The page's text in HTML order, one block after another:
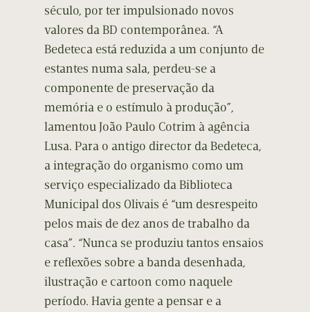
século, por ter impulsionado novos
valores da BD contemporânea. “A
Bedeteca está reduzida a um conjunto de
estantes numa sala, perdeu-se a
componente de preservação da
memória e o estímulo à produção”,
lamentou João Paulo Cotrim à agência
Lusa. Para o antigo director da Bedeteca,
a integração do organismo como um
serviço especializado da Biblioteca
Municipal dos Olivais é “um desrespeito
pelos mais de dez anos de trabalho da
casa”. “Nunca se produziu tantos ensaios
e reflexões sobre a banda desenhada,
ilustração e cartoon como naquele
período. Havia gente a pensar e a